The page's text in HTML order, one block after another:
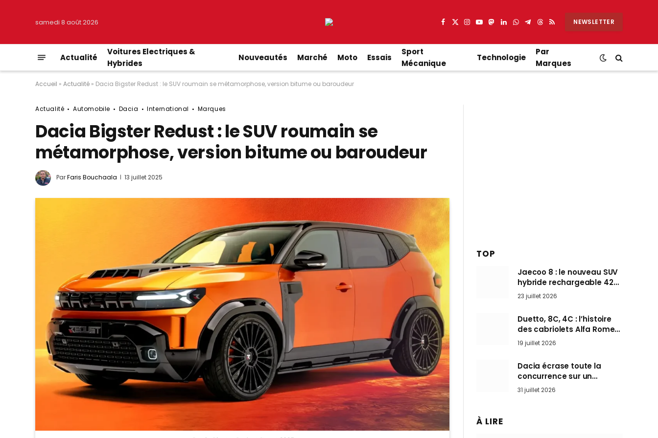
samedi 8 août 2026 Facebook
X
Instagram
YouTube
Mastodon
LinkedIn
WhatsApp
Partager
Telegram
Threads
RSS NEWSLETTER
Actualité
Voitures Electriques &
Hybrides
Nouveautés Marché Moto Essais
Sport
Mécanique
Technologie
Par
Marques
Accueil » Actualité » Dacia Bigster Redust : le SUV roumain se métamorphose, version bitume ou baroudeur
Actualité Automobile Dacia International Marques
Dacia Bigster Redust : le SUV roumain se
métamorphose, version bitume ou baroudeur
ParFaris Bouchaala 13 juillet 2025
TOP
Jaecoo 8 : le nouveau SUV
hybride rechargeable 428
ch qui vise l’Audi Q7 arrive
en Europe cet automne
23 juillet 2026
Duetto, 8C, 4C : l’histoire
des cabriolets Alfa Romeo,
ces Spider qui ont défini
l’art de rouler cheveux au
vent
19 juillet 2026
Dacia écrase toute la
concurrence sur un
marché où personne ne
l’attendait
31 juillet 2026
À LIRE